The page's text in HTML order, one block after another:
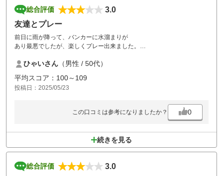
総合評価
3.0
友達とプレー
前日に雨が降って、バンカーに水溜まりが
あり最悪でしたが、楽しくプレー出来ました。
ひゃいさん （男性 / 50代）
平均スコア：100～109
投稿日：2025/05/23
この口コミは参考になりましたか？ 0
続きを見る
総合評価
3.0